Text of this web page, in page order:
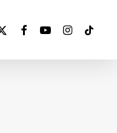
facebookyoutubeinstagram
tiktok